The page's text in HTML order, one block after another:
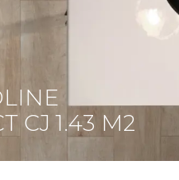
CJ 1.43 M2